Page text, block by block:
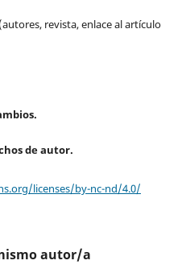
revista, enlace al artículo
de autor.
licenses/by-nc-nd/4.0/
autor/a